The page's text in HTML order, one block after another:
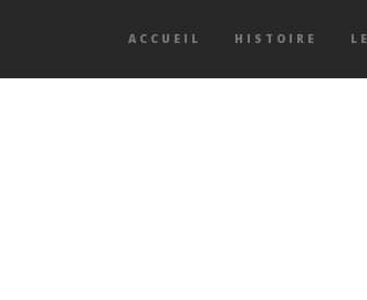
ACCUEIL HISTOIRE